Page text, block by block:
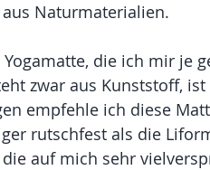
Naturmaterialien.
die ich mir je
zwar aus Kunststoff,
empfehle ich diese
rutschfest als die
auf mich sehr